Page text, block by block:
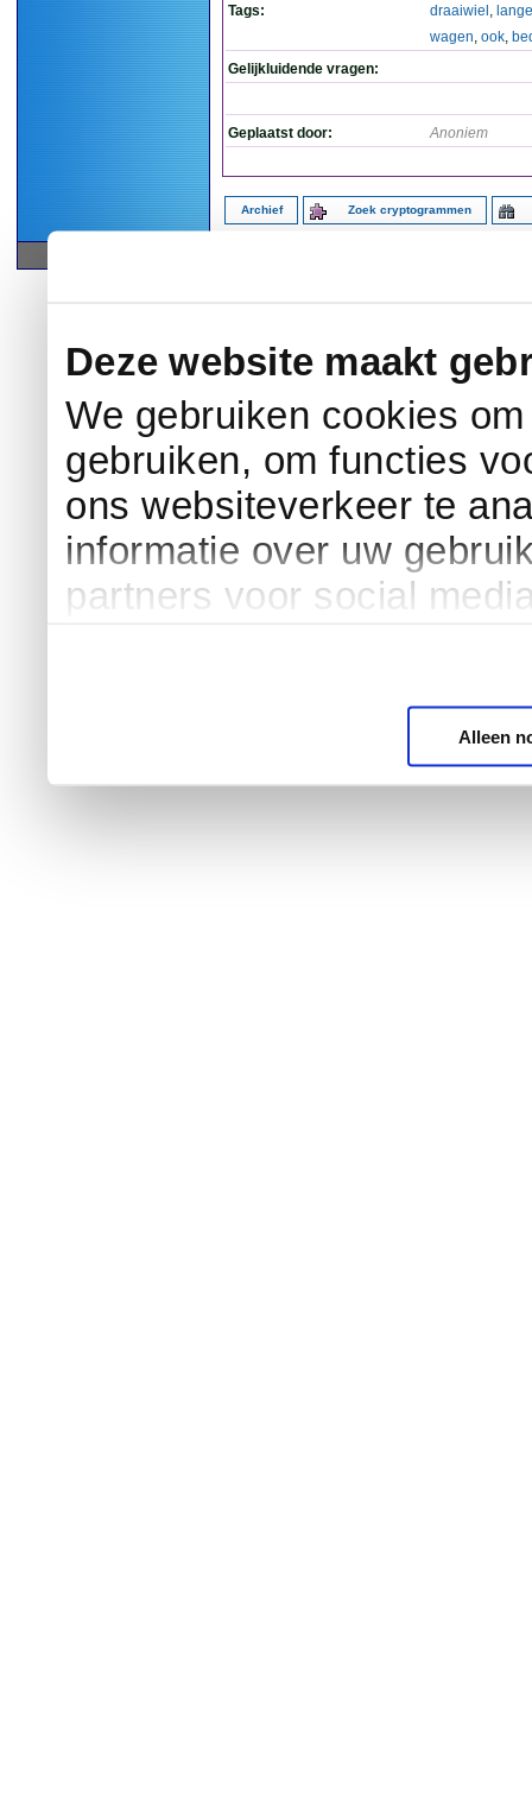
Deze website maakt
We gebruiken cookies
gebruiken, om functies
ons websiteverkeer te
informatie over uw
partners voor social
Alleen
Tags: draaiwiel , lange
wagen, ook,
Gelijkluidende vragen:
Geplaatst door: Anoniem
Archief Zoek cryptogrammen